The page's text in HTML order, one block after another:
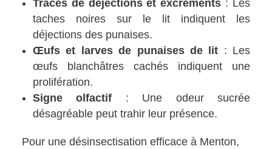
Traces de déjections et excréments : Les
taches noires sur le lit indiquent les
déjections des punaises.
Œufs et larves de punaises de lit : Les
œufs blanchâtres cachés indiquent une
prolifération.
Signe olfactif : Une odeur sucrée
désagréable peut trahir leur présence.
Pour une désinsectisation efficace à Menton,